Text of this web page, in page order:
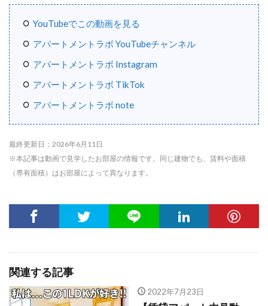
YouTubeでこの動画を見る
アパートメントラボ YouTubeチャンネル
アパートメントラボ Instagram
アパートメントラボ TikTok
アパートメントラボ note
最終更新日：2026年6月11日
※本記事は動画で見学したお部屋の情報です。同じ建物でも、賃料や面積
（専有面積）はお部屋によって異なります。
関連する記事
2022年7月23日